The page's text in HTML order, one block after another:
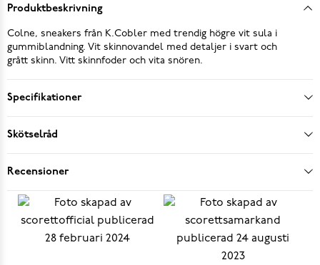
Produktbeskrivning
Colne, sneakers från K.Cobler med trendig högre vit sula i
gummiblandning. Vit skinnovandel med detaljer i svart och
grått skinn. Vitt skinnfoder och vita snören.
Specifikationer
Skötselråd
Recensioner